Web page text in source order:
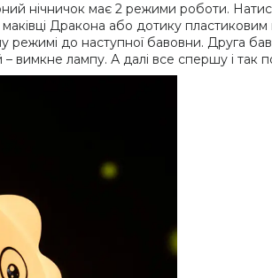
нічничок має 2 режими роботи.
маківці Дракона або дотику
до наступної бавовни. Друга
– вимкне лампу. А далі все спершу і так